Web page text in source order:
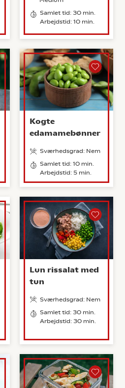
Samlet tid: 30 min.
Arbejdstid: 10 min.
Kogte
edamamebønner
Sværhedsgrad: Nem
Samlet tid: 10 min.
Arbejdstid: 5 min.
Lun rissalat med
tun
Sværhedsgrad: Nem
Samlet tid: 30 min.
Arbejdstid: 30 min.